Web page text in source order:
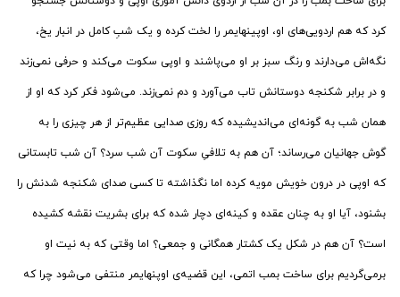
کرد که هم اردویی‌های او، اوپینهایمر را لخت کرده و یک شبِ کامل در انبار یخ،
نگه‌اش می‌دارند و رنگ سبز بر او می‌پاشند و اوپی سکوت می‌کند و حرفی نمی‌زند
و در برابر شکنجه دوستانش تاب می‌آورد و دم نمی‌زند. می‌شود فکر کرد که او از
همان شب به گونه‌ای می‌اندیشیده که روزی صدایی عظیم‌تر از هر چیزی را به
گوش جهانیان می‌رساند؛ آن هم به تلافیِ سکوت آن شب سرد؟ آن شب تابستانی
که اوپی در درون خویش مویه کرده اما نگذاشته تا کسی صدای شکنجه شدنش را
بشنود، آیا او به چنان عقده و کینه‌ای دچار شده که برای بشریت نقشه کشیده
است؟ آن هم در شکل یک کشتار همگانی و جمعی؟ اما وقتی که به نیت او
برمی‌گردیم برای ساخت بمب اتمی، این قضیه‌ی اوپنهایمر منتفی می‌شود چرا که